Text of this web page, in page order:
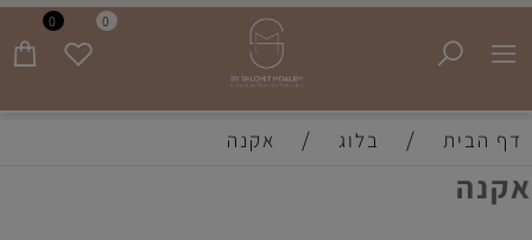
משלוח חינם בקנייה מעל 399 שח עד בית הלקוח! 0 0
דף הבית / בלוג / אקנה
אקנה